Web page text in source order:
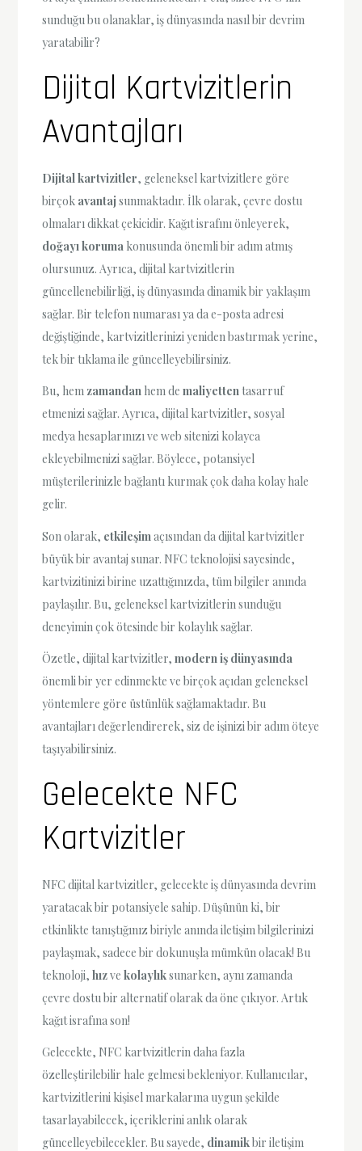
sunduğu bu olanaklar, iş dünyasında nasıl bir devrim
yaratabilir?
Dijital Kartvizitlerin
Avantajları
Dijital kartvizitler, geleneksel kartvizitlere göre
birçok avantaj sunmaktadır. İlk olarak, çevre dostu
olmaları dikkat çekicidir. Kağıt israfını önleyerek,
doğayı koruma konusunda önemli bir adım atmış
olursunuz. Ayrıca, dijital kartvizitlerin
güncellenebilirliği, iş dünyasında dinamik bir yaklaşım
sağlar. Bir telefon numarası ya da e-posta adresi
değiştiğinde, kartvizitlerinizi yeniden bastırmak yerine,
tek bir tıklama ile güncelleyebilirsiniz.
Bu, hem zamandan hem demaliyettentasarruf
etmenizi sağlar. Ayrıca, dijital kartvizitler, sosyal
medya hesaplarınızı ve web sitenizi kolayca
ekleyebilmenizi sağlar. Böylece, potansiyel
müşterilerinizle bağlantı kurmak çok daha kolay hale
gelir.
Son olarak, etkileşim açısından da dijital kartvizitler
büyük bir avantaj sunar. NFC teknolojisi sayesinde,
kartvizitinizi birine uzattığınızda, tüm bilgiler anında
paylaşılır. Bu, geleneksel kartvizitlerin sunduğu
deneyimin çok ötesinde bir kolaylık sağlar.
Özetle, dijital kartvizitler,modern iş dünyasında
önemli bir yer edinmekte ve birçok açıdan geleneksel
yöntemlere göre üstünlük sağlamaktadır. Bu
avantajları değerlendirerek, siz de işinizi bir adım öteye
taşıyabilirsiniz.
Gelecekte NFC
Kartvizitler
NFC dijital kartvizitler, gelecekte iş dünyasında devrim
yaratacak bir potansiyele sahip. Düşünün ki, bir
etkinlikte tanıştığınız biriyle anında iletişim bilgilerinizi
paylaşmak, sadece bir dokunuşla mümkün olacak! Bu
teknoloji,hızvekolaylıksunarken, aynı zamanda
çevre dostu bir alternatif olarak da öne çıkıyor. Artık
kağıt israfına son!
Gelecekte, NFC kartvizitlerin daha fazla
özelleştirilebilir hale gelmesi bekleniyor. Kullanıcılar,
kartvizitlerini kişisel markalarına uygun şekilde
tasarlayabilecek, içeriklerini anlık olarak
güncelleyebilecekler. Bu sayede, dinamikbir iletişim